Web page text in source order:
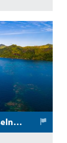
Per Postschiff zu den Austral-Inseln - Südsee Schiffsreise